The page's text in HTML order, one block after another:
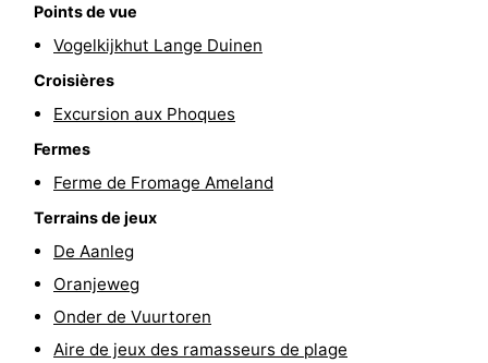
Croisières
Fermes
Parcours
mini-
Nature
guidées
Sports
Points de vue
Vogelkijkhut Lange Duinen
Croisières
Excursion aux Phoques
Fermes
Ferme de Fromage Ameland
Terrains de jeux
De Aanleg
Oranjeweg
Onder de Vuurtoren
Aire de jeux des ramasseurs de plage